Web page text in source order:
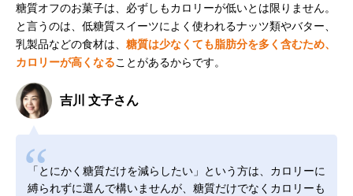
糖質オフのお菓子は、必ずしもカロリーが低いとは限りません。
と言うのは、低糖質スイーツによく使われるナッツ類やバター、
乳製品などの食材は、 糖質は少なくても脂肪分を多く含むため、
カロリーが高くなることがあるからです。
吉川 文子さん
「とにかく糖質だけを減らしたい」という方は、カロリーに
縛られずに選んで構いませんが、糖質だけでなくカロリーも